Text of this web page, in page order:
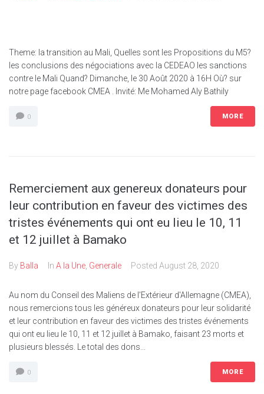
Theme: la transition au Mali, Quelles sont les Propositions du M5?
les conclusions des négociations avec la CEDEAO les sanctions
contre le Mali Quand? Dimanche, le 30 Août 2020 à 16H Où? sur
notre page facebook CMEA . Invité: Me Mohamed Aly Bathily
0 MORE
Remerciement aux genereux donateurs pour
leur contribution en faveur des victimes des
tristes événements qui ont eu lieu le 10, 11
et 12 juillet à Bamako
By Balla In A la Une Generale Posted August 28, 2020
Au nom du Conseil des Maliens de l'Extérieur d'Allemagne (CMEA),
nous remercions tous les généreux donateurs pour leur solidarité
et leur contribution en faveur des victimes des tristes événements
qui ont eu lieu le 10, 11 et 12 juillet à Bamako, faisant 23 morts et
plusieurs blessés. Le total des dons...
0 MORE